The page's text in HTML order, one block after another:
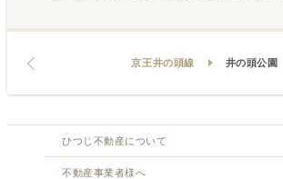
京王井の頭線 井の頭公園
ひつじ不動産について
不動産事業者様へ